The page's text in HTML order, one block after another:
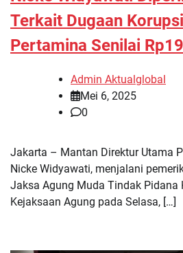
Terkait Dugaan
Pertamina Senilai
Admin Aktualglobal
Mei 6, 2025
0
Jakarta – Mantan Direktur Utama
Nicke Widyawati, menjalani
Jaksa Agung Muda Tindak Pidana
Kejaksaan Agung pada Selasa, […]